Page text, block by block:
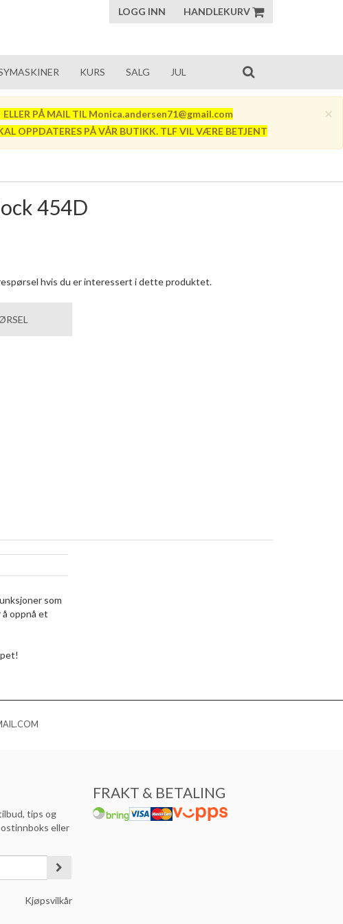
LOGG INN HANDLEKURV
KURS SALG JUL
×
ELLER PÅ MAIL TIL Monica.andersen71@gmail.com
OPPDATERES PÅ VÅR BUTIKK. TLF VIL VÆRE BETJENT
454D
hvis du er interessert i dette produktet.
som
oppnå et
tips og
eller
Kjøpsvilkår
FRAKT & BETALING